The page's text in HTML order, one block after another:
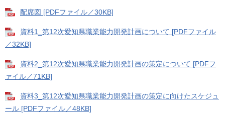
配席図 [PDFファイル／30KB]
資料1_第12次愛知県職業能力開発計画について [PDFファイル
／32KB]
資料2_第12次愛知県職業能力開発計画の策定について [PDFフ
ァイル／71KB]
資料3_第12次愛知県職業能力開発計画の策定に向けたスケジュ
ール [PDFファイル／48KB]